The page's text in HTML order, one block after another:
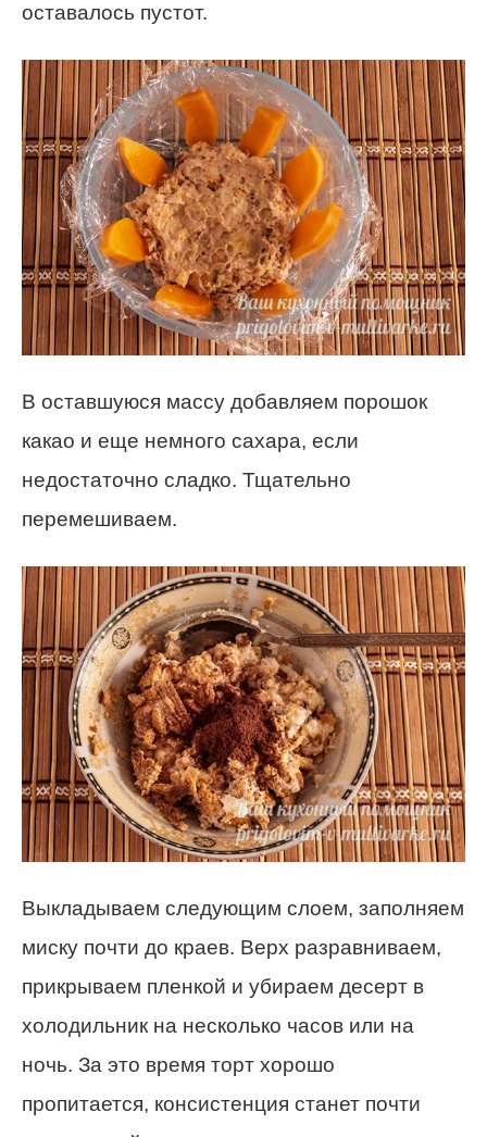
оставалось пустот.
В оставшуюся массу добавляем порошок
какао и еще немного сахара, если
недостаточно сладко. Тщательно
перемешиваем.
Выкладываем следующим слоем, заполняем
миску почти до краев. Верх разравниваем,
прикрываем пленкой и убираем десерт в
холодильник на несколько часов или на
ночь. За это время торт хорошо
пропитается, консистенция станет почти